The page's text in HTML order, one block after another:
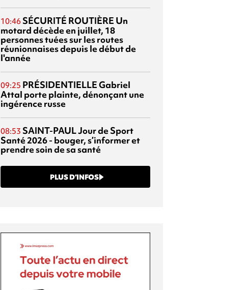
10:46 SÉCURITÉ ROUTIÈRE Un
motard décède en juillet, 18
personnes tuées sur les routes
réunionnaises depuis le début de
l'année
09:25 PRÉSIDENTIELLEGabriel
Attal porte plainte, dénonçant une
ingérence russe
08:53 SAINT-PAULJour de Sport
Santé 2026 - bouger, s’informer et
prendre soin de sa santé
PLUS D’INFOS